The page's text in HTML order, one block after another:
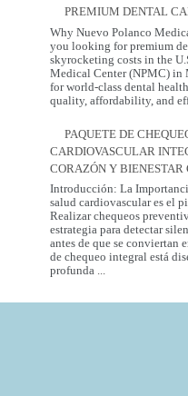
PREMIUM DENTAL
Why Nuevo Polanco
you looking for premium
skyrocketing costs in the
Medical Center (NPMC)
for world-class dental
quality, affordability, and
PAQUETE DE
CARDIOVASCULAR
CORAZÓN Y BIENESTAR
Introducción: La
salud cardiovascular es el
Realizar chequeos
estrategia para detectar
antes de que se conviertan
de chequeo integral está
profunda ...